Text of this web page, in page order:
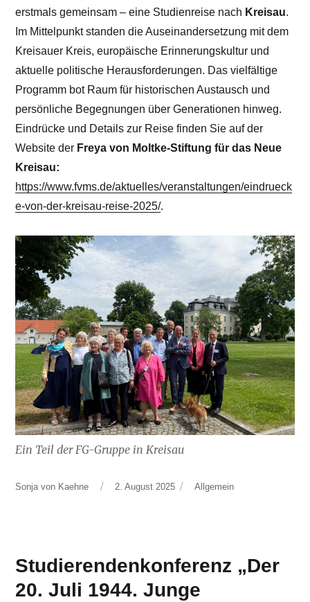
erstmals gemeinsam – eine Studienreise nach Kreisau.
Im Mittelpunkt standen die Auseinandersetzung mit dem
Kreisauer Kreis, europäische Erinnerungskultur und
aktuelle politische Herausforderungen. Das vielfältige
Programm bot Raum für historischen Austausch und
persönliche Begegnungen über Generationen hinweg.
Eindrücke und Details zur Reise finden Sie auf der
Website der Freya von Moltke-Stiftung für das Neue
Kreisau:
https://www.fvms.de/aktuelles/veranstaltungen/eindrueck
e-von-der-kreisau-reise-2025/.
Ein Teil der FG-Gruppe in Kreisau
Autor
Sonja von Kaehne
Veröffentlicht
2. August 2025 Kategorien
Allgemein
Studierendenkonferenz „Der
20. Juli 1944. Junge